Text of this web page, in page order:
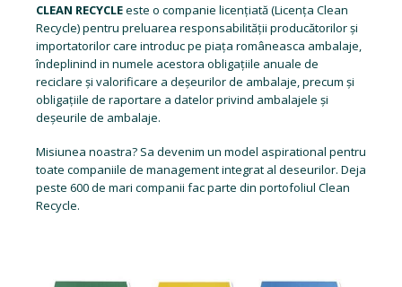
CLEAN RECYCLEeste o companie licențiată (Licența Clean
Recycle) pentru preluarea responsabilității producătorilor și
importatorilor care introduc pe piața româneasca ambalaje,
îndeplinind in numele acestora obligațiile anuale de
reciclare și valorificare a deșeurilor de ambalaje, precum și
obligațiile de raportare a datelor privind ambalajele și
deșeurile de ambalaje.
Misiunea noastra? Sa devenim un model aspirational pentru
toate companiile de management integrat al deseurilor. Deja
peste 600 de mari companii fac parte din portofoliul Clean
Recycle.